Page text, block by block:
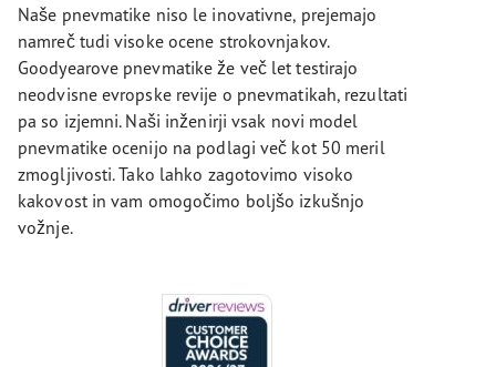
Naše pnevmatike niso le inovativne, prejemajo
namreč tudi visoke ocene strokovnjakov.
Goodyearove pnevmatike že več let testirajo
neodvisne evropske revije o pnevmatikah, rezultati
pa so izjemni. Naši inženirji vsak novi model
pnevmatike ocenijo na podlagi več kot 50 meril
zmogljivosti. Tako lahko zagotovimo visoko
kakovost in vam omogočimo boljšo izkušnjo
vožnje.